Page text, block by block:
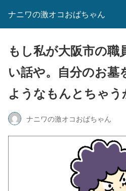
ナニワの激オコおばちゃん
もし私が大阪市の職
い話や。自分のお墓
ようなもんとちゃう
ナニワの激オコおばちゃん